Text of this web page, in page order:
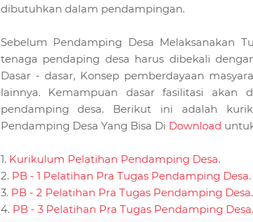
dibutuhkan dalam pendampingan.
Sebelum Pendamping Desa Melaksanakan
tenaga pendaping desa harus dibekali
Dasar - dasar, Konsep pemberdayaan
lainnya. Kemampuan dasar fasilitasi akan
pendamping desa. Berikut ini adalah
Pendamping Desa Yang Bisa Di Download
1. Kurikulum Pelatihan Pendamping Desa.
2. PB - 1 Pelatihan Pra Tugas Pendamping Desa.
3. PB - 2 Pelatihan Pra Tugas Pendamping Desa.
4. PB - 3 Pelatihan Pra Tugas Pendamping Desa.